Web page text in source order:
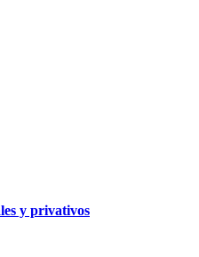
y privativos